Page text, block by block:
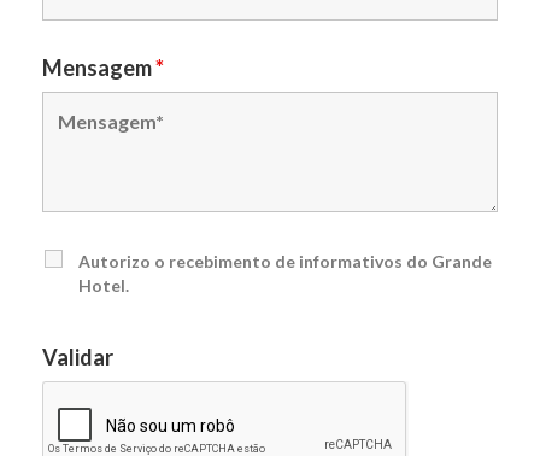
Mensagem*
Autorizo o recebimento de informativos do Grande
Hotel.
Validar